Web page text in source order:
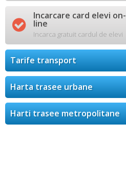
 Incarcare card elevi on-
line
Incarca gratuit cardul de elevi
Tarife transport
Harta trasee urbane
Harti trasee metropolitane